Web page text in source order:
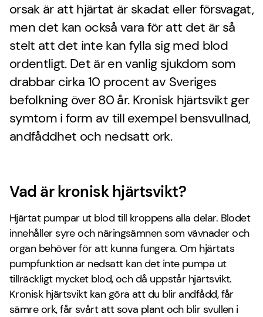
orsak är att hjärtat är skadat eller försvagat,
men det kan också vara för att det är så
stelt att det inte kan fylla sig med blod
ordentligt. Det är en vanlig sjukdom som
drabbar cirka 10 procent av Sveriges
befolkning över 80 år. Kronisk hjärtsvikt ger
symtom i form av till exempel bensvullnad,
andfåddhet och nedsatt ork.
Vad är kronisk hjärtsvikt?
Hjärtat pumpar ut blod till kroppens alla delar. Blodet
innehåller syre och näringsämnen som vävnader och
organ behöver för att kunna fungera. Om hjärtats
pumpfunktion är nedsatt kan det inte pumpa ut
tillräckligt mycket blod, och då uppstår hjärtsvikt.
Kronisk hjärtsvikt kan göra att du blir andfådd, får
sämre ork, får svårt att sova plant och blir svullen i